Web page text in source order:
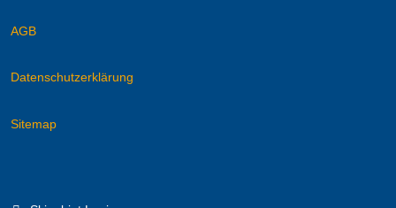
AGB
Datenschutzerklärung
Sitemap